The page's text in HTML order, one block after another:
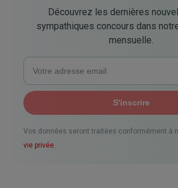
Découvrez les dernières
sympathiques concours dans
mensuelle.
Vos données seront traitées conformément à
vie privée.